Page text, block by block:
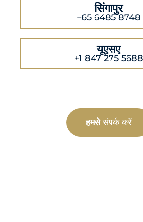
सिंगापुर
+65 6485 8748
यूएसए
+1 847 275 5688
हमसेसंपर्क करें